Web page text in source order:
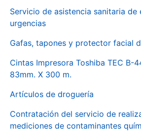
Servicio de asistencia sanitaria de
urgencias
Gafas, tapones y protector facial
Cintas Impresora Toshiba TEC B-
83mm. X 300 m.
Artículos de droguería
Contratación del servicio de
mediciones de contaminantes